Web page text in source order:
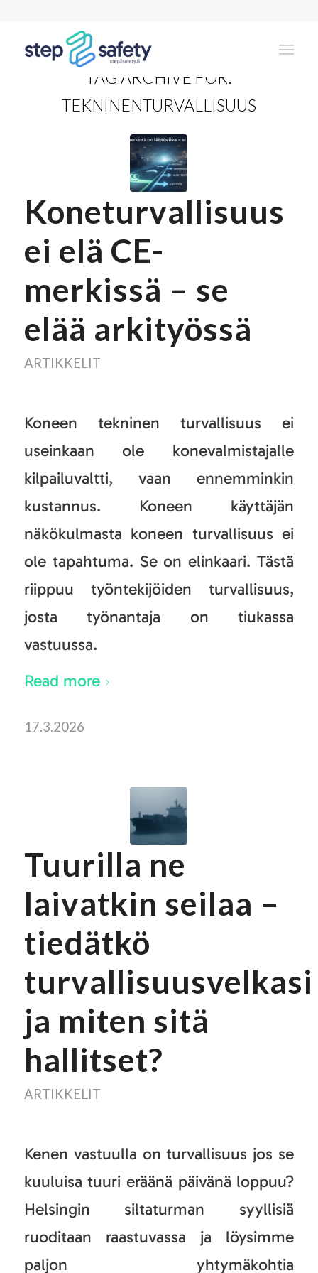
TAG ARCHIVE FOR:
TEKNINENTURVALLISUUS
Koneturvallisuus
ei elä CE-
merkissä – se
elää arkityössä
ARTIKKELIT
Koneen tekninen turvallisuus ei
useinkaan ole konevalmistajalle
kilpailuvaltti, vaan ennemminkin
kustannus. Koneen käyttäjän
näkökulmasta koneen turvallisuus ei
ole tapahtuma. Se on elinkaari. Tästä
riippuu työntekijöiden turvallisuus,
josta työnantaja on tiukassa
vastuussa.
Read more
17.3.2026
Tuurilla ne
laivatkin seilaa –
tiedätkö
turvallisuusvelkasi
ja miten sitä
hallitset?
ARTIKKELIT
Kenen vastuulla on turvallisuus jos se
kuuluisa tuuri eräänä päivänä loppuu?
Helsingin siltaturman syyllisiä
ruoditaan raastuvassa ja löysimme
paljon yhtymäkohtia